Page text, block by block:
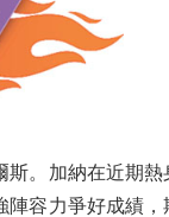
。加納在近期熱
容力爭好成績